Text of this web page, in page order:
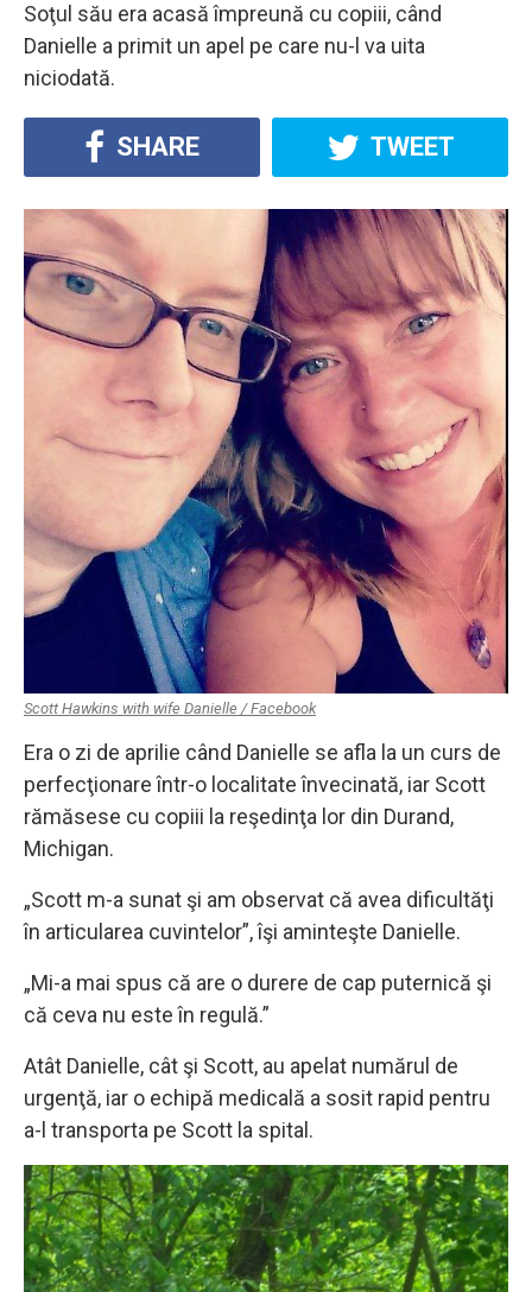
Soţul său era acasă împreună cu copiii, când
Danielle a primit un apel pe care nu-l va uita
niciodată.
SHARE TWEET
Scott Hawkins with wife Danielle / Facebook
Era o zi de aprilie când Danielle se afla la un curs de
perfecţionare într-o localitate învecinată, iar Scott
rămăsese cu copiii la reşedinţa lor din Durand,
Michigan.
„Scott m-a sunat şi am observat că avea dificultăţi
în articularea cuvintelor”, îşi aminteşte Danielle.
„Mi-a mai spus că are o durere de cap puternică şi
că ceva nu este în regulă.”
Atât Danielle, cât şi Scott, au apelat numărul de
urgenţă, iar o echipă medicală a sosit rapid pentru
a-l transporta pe Scott la spital.